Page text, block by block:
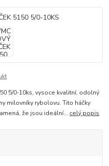
5/0-10ks, vysoce kvalitní, odolný
milovníky rybolovu. Tito háčky
že jsou ideální... celý popis